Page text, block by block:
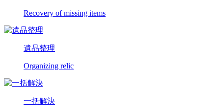
Recovery of missing items
遺品整理
Organizing relic
一括解決